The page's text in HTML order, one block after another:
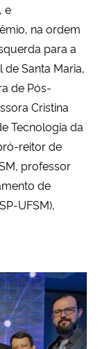
e
na ordem
para a
Santa Maria,
de Pós-
Cristina
Tecnologia da
reitor de
professor
de
UFSM),